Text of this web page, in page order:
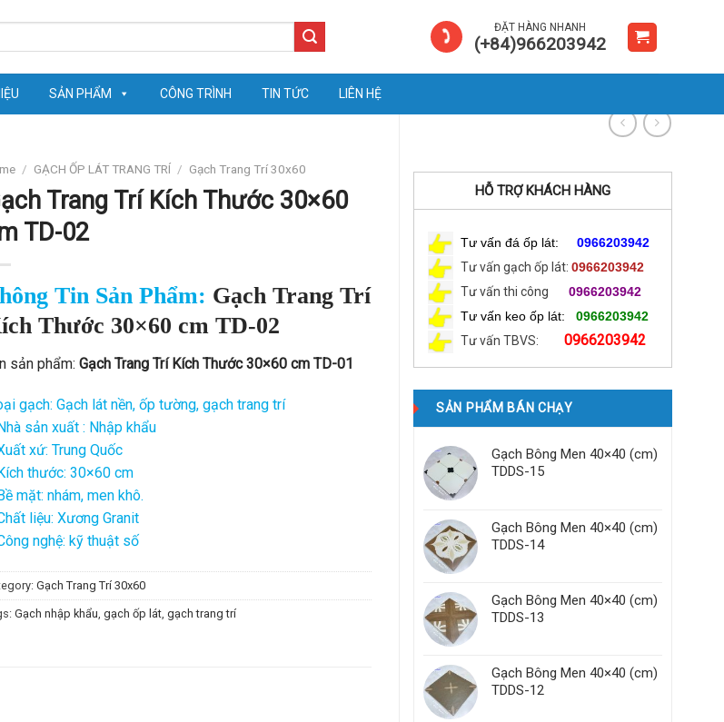
ĐẶT HÀNG NHANH
(+84)966203942
SẢN PHẨM CÔNG TRÌNH TIN TỨC LIÊN HỆ
HỖ TRỢ KHÁCH HÀNG
Tư vấn đá ốp lát: 0966203942
Tư vấn gạch ốp lát: 0966203942
Tư vấn thi công
0966203942
Tư vấn keo ốp lát:
0966203942
Tư vấn TBVS:
0966203942
SẢN PHẨM BÁN CHẠY
Gạch Bông Men 40×40 (cm)
TDDS-15
Gạch Bông Men 40×40 (cm)
TDDS-14
Gạch Bông Men 40×40 (cm)
TDDS-13
Gạch Bông Men 40×40 (cm)
TDDS-12
/ GẠCH ỐP LÁT TRANG TRÍ / Gạch Trang Trí 30x60
Trang Trí Kích Thước 30×60
TD-02
Tin Sản Phẩm: Gạch Trang Trí
Thước 30×60 cm TD-02
sản phẩm: Gạch Trang Trí Kích Thước 30×60 cm TD-01
gạch: Gạch lát nền, ốp tường, gạch trang trí
sản xuất : Nhập khẩu
xứ: Trung Quốc
thước: 30×60 cm
mặt: nhám, men khô.
liệu: Xương Granit
nghệ: kỹ thuật số
Gạch Trang Trí 30x60
Gạch nhập khẩu, gạch ốp lát, gạch trang trí